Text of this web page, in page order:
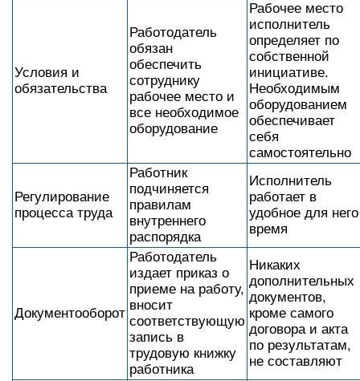
Условия и
обязательства
Работодатель
обязан
обеспечить
сотруднику
рабочее место и
все необходимое
оборудование
Рабочее место
исполнитель
определяет по
собственной
инициативе.
Необходимым
оборудованием
обеспечивает
себя
самостоятельно
Регулирование
процесса труда
Работник
подчиняется
правилам
внутреннего
распорядка
Исполнитель
работает в
удобное для него
время
Документооборот
Работодатель
издает приказ о
приеме на работу,
вносит
соответствующую
запись в
трудовую книжку
работника
Никаких
дополнительных
документов,
кроме самого
договора и акта
по результатам,
не составляют